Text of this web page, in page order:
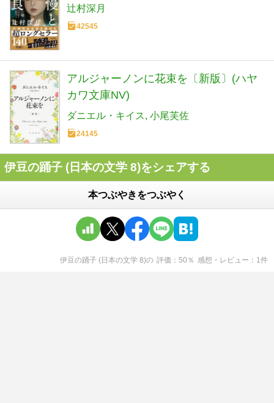
辻村深月
42545
アルジャーノンに花束を〔新版〕(ハヤ
カワ文庫NV)
ダニエル・キイス 小尾芙佐
24145
伊豆の踊子 (日本の文学 8)をシェアする
本つぶやきをつぶやく
伊豆の踊子 (日本の文学 8)の 評価 50 ％ 感想・レビュー 1件